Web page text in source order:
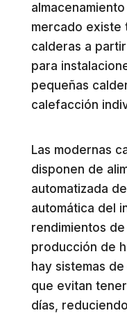
mercado existe
calderas a
para
pequeñas
calefacción
Las modernas
disponen de
automatizada
automática del
rendimientos
producción de
hay sistemas
que evitan
días,